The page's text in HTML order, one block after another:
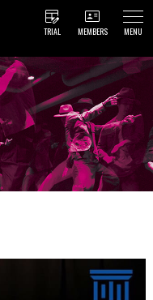
TRIAL MEMBERS MENU